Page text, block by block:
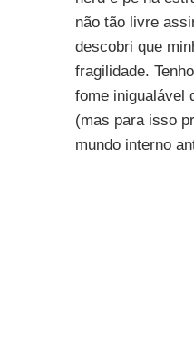
não tão livre
descobri que
fragilidade.
fome inigualável
(mas para isso
mundo interno